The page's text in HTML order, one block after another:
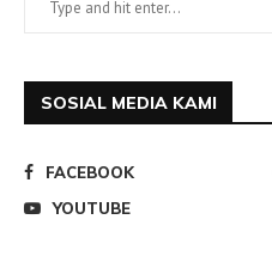
SOSIAL MEDIA KAMI
FACEBOOK
YOUTUBE